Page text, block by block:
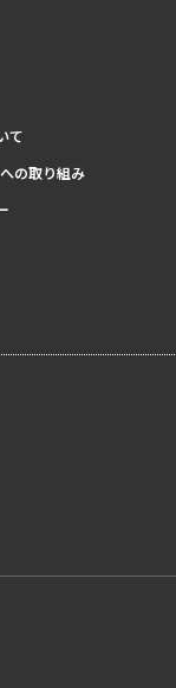
て
の取り組み